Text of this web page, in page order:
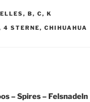
, B, C, K
4 STERNE, CHIHUAHUA
– Spires – Felsnadeln